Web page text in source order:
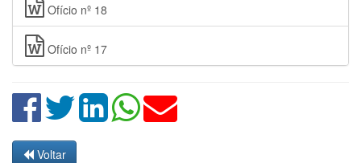
Ofício nº 18
Ofício nº 17
Voltar